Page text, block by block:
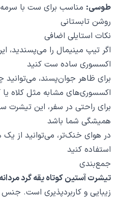
طوسی: مناسب برای ست با
روشن تابستانی
نکات استایلی اضافی
اگر تیپ مینیمال را می‌پسندید،
اکسسوری ساده ست کنید
برای ظاهر جوان‌پسند، می‌توانید
اکسسوری‌های مشابه مثل کلاه
برای راحتی در سفر، این تیشرت
همیشگی شما باشد
در هوای خنک‌تر، می‌توانید از
استفاده کنید
جمع‌بندی
تیشرت آستین کوتاه یقه گرد